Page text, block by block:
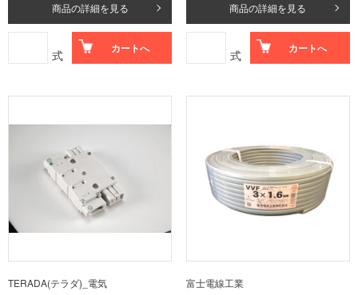
商品の詳細を見る
式 カートへ
商品の詳細を見る
式 カートへ
TERADA(テラダ)_電気 富士電線工業